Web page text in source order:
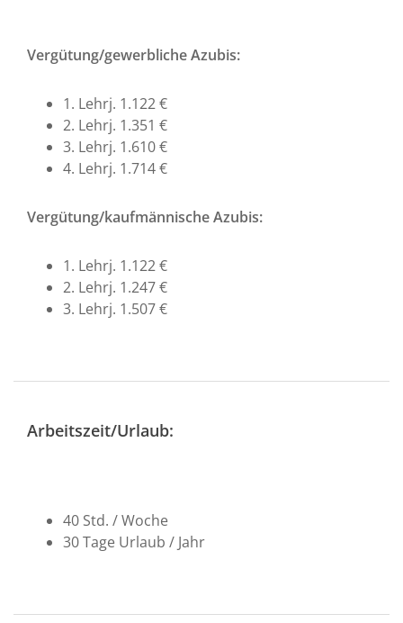
Vergütung/gewerbliche Azubis:
1. Lehrj. 1.122 €
2. Lehrj. 1.351 €
3. Lehrj. 1.610 €
4. Lehrj. 1.714 €
Vergütung/kaufmännische Azubis:
1. Lehrj. 1.122 €
2. Lehrj. 1.247 €
3. Lehrj. 1.507 €
Arbeitszeit/Urlaub:
40 Std. / Woche
30 Tage Urlaub / Jahr